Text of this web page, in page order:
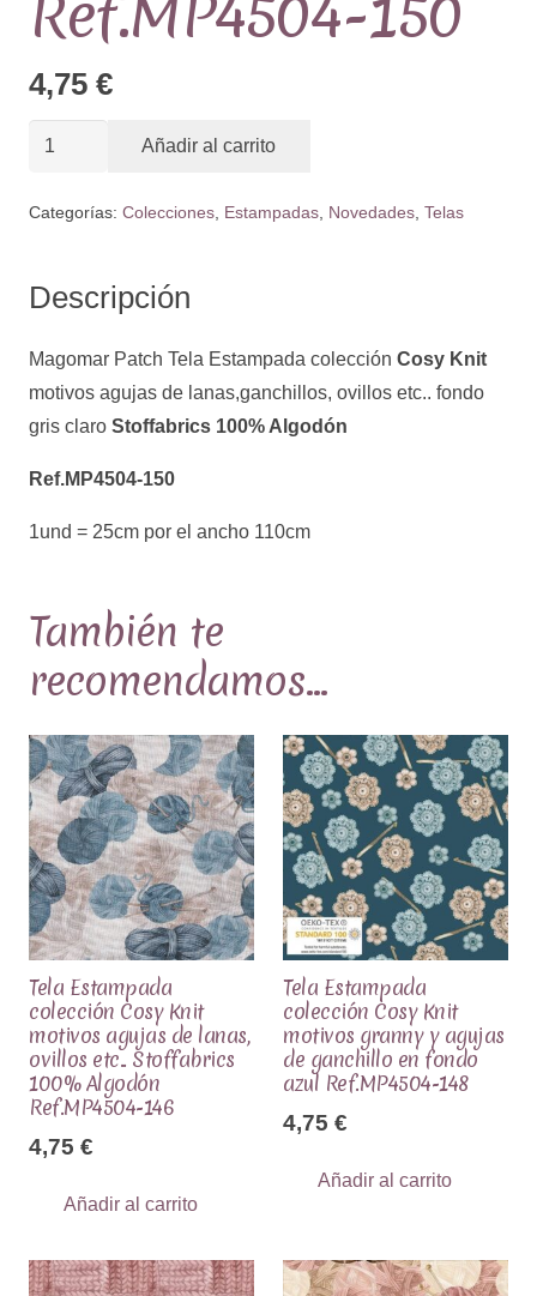
4,75 €
Tela
colección
motivos
de
lanas,ganchillos,
ovillos
etc..
gris
Ref.MP4504-
150
cantidad
Añadir al carrito
Categorías: Colecciones, Estampadas, Novedades, Telas
Descripción
Magomar Patch Tela Estampada colección Cosy Knit
motivos agujas de lanas,ganchillos, ovillos etc.. fondo
gris claro Stoffabrics 100% Algodón
Ref.MP4504-150
1und = 25cm por el ancho 110cm
También te
recomendamos…
Tela Estampada
colección Cosy Knit
motivos agujas de lanas,
ovillos etc.. Stoffabrics
100% Algodón
Ref.MP4504-146
4,75 €
Añadir al carrito
Tela Estampada
colección Cosy Knit
motivos granny y agujas
de ganchillo en fondo
azul Ref.MP4504-148
4,75 €
Añadir al carrito